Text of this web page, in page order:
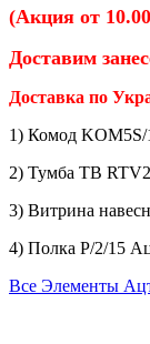
(Акция от
Доставим
Доставка по
1) Комод KOM5S/
2) Тумба ТВ
3) Витрина
4) Полка P/2/15
Все Элементы